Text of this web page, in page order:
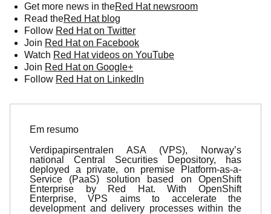
Get more news in theRed Hat newsroom
Read theRed Hat blog
Follow Red Hat on Twitter
Join Red Hat on Facebook
Watch Red Hat videos on YouTube
Join Red Hat on Google+
Follow Red Hat on LinkedIn
Em resumo
Verdipapirsentralen ASA (VPS), Norway’s
national Central Securities Depository, has
deployed a private, on premise Platform-as-a-
Service (PaaS) solution based on OpenShift
Enterprise by Red Hat. With OpenShift
Enterprise, VPS aims to accelerate the
development and delivery processes within the